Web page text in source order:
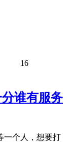
16
谁有服务
一个人，想要打